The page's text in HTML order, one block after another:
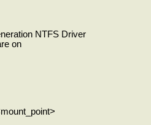
NTFS Driver
on